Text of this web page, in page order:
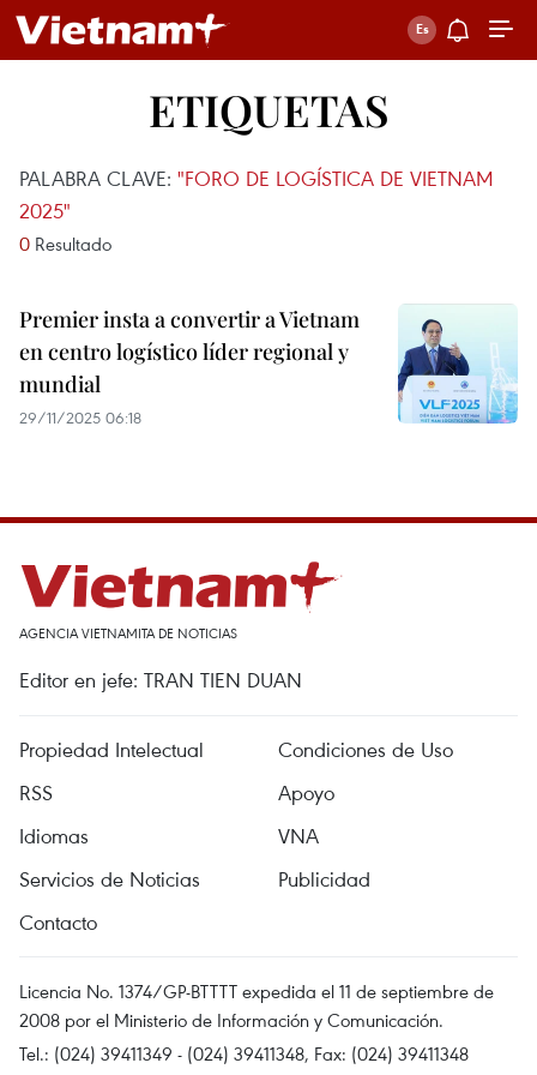
ETIQUETAS
PALABRA CLAVE: "FORO DE LOGÍSTICA DE VIETNAM
2025"
0 Resultado
Premier insta a convertir a Vietnam
en centro logístico líder regional y
mundial
29/11/2025 06:18
AGENCIA VIETNAMITA DE NOTICIAS
Editor en jefe: TRAN TIEN DUAN
Propiedad Intelectual
Condiciones de Uso
RSS
Apoyo
Idiomas
VNA
Servicios de Noticias
Publicidad
Contacto
Licencia No. 1374/GP-BTTTT expedida el 11 de septiembre de
2008 por el Ministerio de Información y Comunicación.
Tel.: (024) 39411349 - (024) 39411348, Fax: (024) 39411348